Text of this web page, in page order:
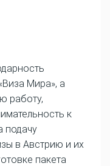
Мира», а
работу,
к
подачу
в Австрию и их
пакета